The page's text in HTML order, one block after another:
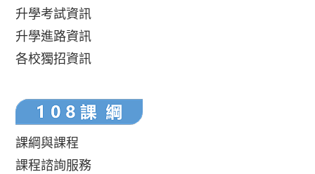
升學考試資訊
升學進路資訊
各校獨招資訊
課綱與課程
課程諮詢服務